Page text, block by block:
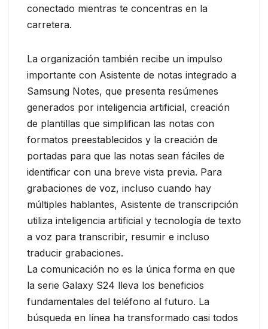
conectado mientras te concentras en la
carretera.
La organización también recibe un impulso
importante con Asistente de notas integrado a
Samsung Notes, que presenta resúmenes
generados por inteligencia artificial, creación
de plantillas que simplifican las notas con
formatos preestablecidos y la creación de
portadas para que las notas sean fáciles de
identificar con una breve vista previa. Para
grabaciones de voz, incluso cuando hay
múltiples hablantes, Asistente de transcripción
utiliza inteligencia artificial y tecnología de texto
a voz para transcribir, resumir e incluso
traducir grabaciones.
La comunicación no es la única forma en que
la serie Galaxy S24 lleva los beneficios
fundamentales del teléfono al futuro. La
búsqueda en línea ha transformado casi todos